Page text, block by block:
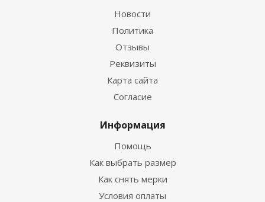
Новости
Политика
Отзывы
Реквизиты
Карта сайта
Согласие
Информация
Помощь
Как выбрать размер
Как снять мерки
Условия оплаты